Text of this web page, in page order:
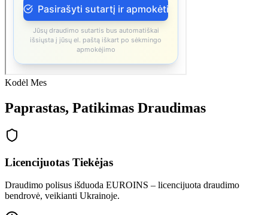
Kodėl Mes
Paprastas, Patikimas Draudimas
Licencijuotas Tiekėjas
Draudimo polisus išduoda EUROINS – licencijuota draudimo
bendrovė, veikianti Ukrainoje.